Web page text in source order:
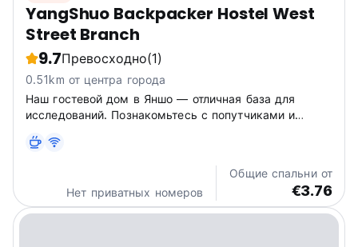
YangShuo Backpacker Hostel West
Street Branch
9.7Превосходно(1)
0.51km от центра города
Наш гостевой дом в Яншо — отличная база для
исследований. Познакомьтесь с попутчиками и
знаменитой улицы Вест-стрит. (Auto-translated from
Нет приватных номеров
Общие спальни от
€3.76